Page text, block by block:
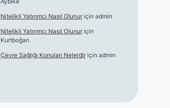
Nitelikli Yatırımcı Nasıl Olunuriçin admin
Nitelikli Yatırımcı Nasıl Olunuriçin
Kurtboğan
Çevre Sağlığı Konuları Nelerdiriçin admin